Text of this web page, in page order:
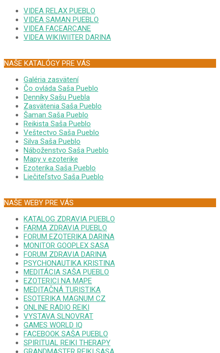
VIDEA RELAX PUEBLO
VIDEA SAMAN PUEBLO
VIDEA FACEARCANE
VIDEA WIKIWIITER DARINA
NAŠE KATALÓGY PRE VÁS
Galéria zasvätení
Čo ovláda Saša Pueblo
Denníky Sašu Puebla
Zasvätenia Saša Pueblo
Šaman Saša Pueblo
Reikista Saša Pueblo
Veštectvo Saša Pueblo
Silva Saša Pueblo
Náboženstvo Saša Pueblo
Mapy v ezoterike
Ezoterika Saša Pueblo
Liečiteľstvo Saša Pueblo
NAŠE WEBY PRE VÁS
KATALOG ZDRAVIA PUEBLO
FARMA ZDRAVIA PUEBLO
FORUM EZOTERIKA DARINA
MONITOR GOOPLEX SASA
FORUM ZDRAVIA DARINA
PSYCHONAUTIKA KRISTINA
MEDITÁCIA SAŠA PUEBLO
EZOTERICI NA MAPE
MEDITAČNÁ TURISTIKA
ESOTERIKA MAGNUM CZ
ONLINE RADIO REIKI
VYSTAVA SLNOVRAT
GAMES WORLD IQ
FACEBOOK SAŠA PUEBLO
SPIRITUAL REIKI THERAPY